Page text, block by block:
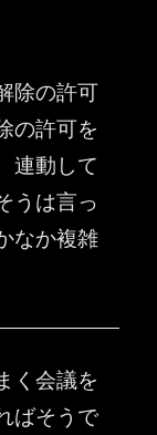
除の許可
の許可を
連動して
うは言っ
なか複雑
く会議を
ばそうで